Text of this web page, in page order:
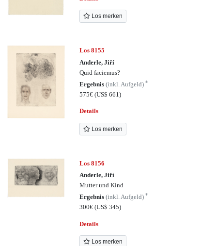
Los merken
Los 8155
Anderle, Jiří
Quid faciemus?
Ergebnis(inkl. Aufgeld)*
575€(US$ 661)
Details
Los merken
Los 8156
Anderle, Jiří
Mutter und Kind
Ergebnis(inkl. Aufgeld)*
300€(US$ 345)
Details
Los merken